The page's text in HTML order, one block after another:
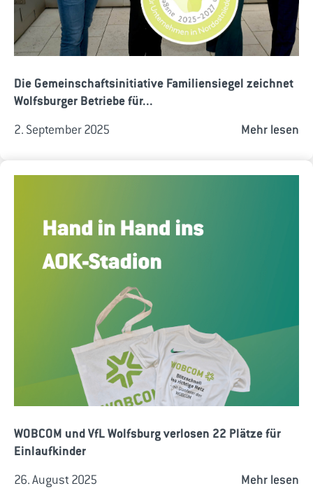
Die Gemeinschaftsinitiative Familiensiegel zeichnet
Wolfsburger Betriebe für...
2. September 2025 Mehr lesen
WOBCOM und VfL Wolfsburg verlosen 22 Plätze für
Einlaufkinder
26. August 2025 Mehr lesen